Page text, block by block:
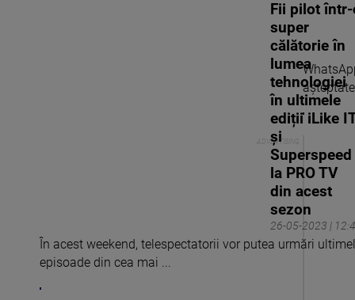
26-05-2023 |
Fii pilot
super
călătorie în
lumea
tehnologiei
în ultimele
ediții iLike
și
Superspeed
la PRO TV
din acest
sezon
În acest weekend, telespectatorii vor putea urmări
episoade din cea mai ...